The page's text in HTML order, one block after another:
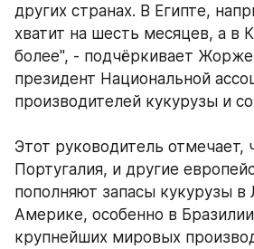
других странах. В Египте,
хватит на шесть месяцев, а в
более", - подчёркивает
президент Национальной
производителей кукурузы и
Этот руководитель отмечает,
Португалия, и другие
пополняют запасы кукурузы в
Америке, особенно в
крупнейших мировых